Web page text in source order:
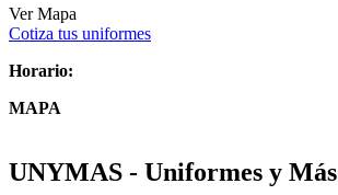
Ver Mapa
Cotiza tus uniformes
Horario:
MAPA
UNYMAS - Uniformes y Más